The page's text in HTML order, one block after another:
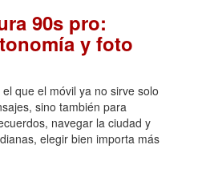
90s pro:
y foto
que el móvil ya no sirve solo
sino también para
navegar la ciudad y
elegir bien importa más